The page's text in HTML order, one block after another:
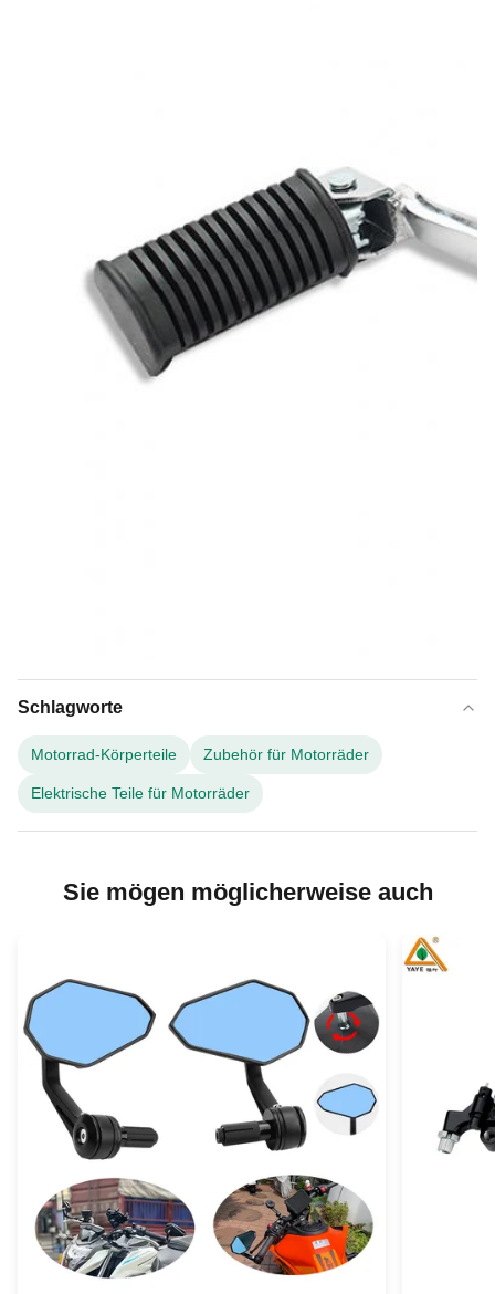
Schlagworte
Motorrad-Körperteile Zubehör für Motorräder
Elektrische Teile für Motorräder
Sie mögen möglicherweise auch